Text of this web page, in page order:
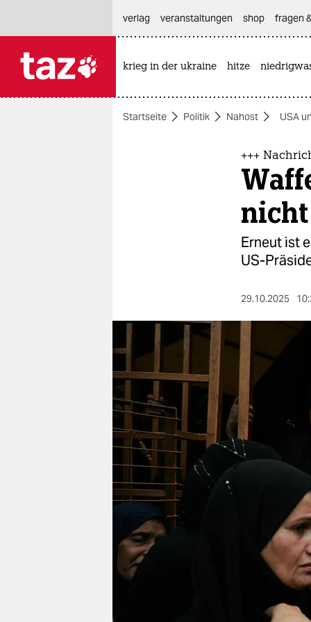
themen
nord
wahrheit
verlag
verlag
veranstaltungen
shop
fragen & hilfe
unterstützen
abo
verlag
veranstaltungen shop fragen
krieg in der ukraine hitze
Startseite Politik Nahost USA
+++
Erneut ist
US-
29.10.2025